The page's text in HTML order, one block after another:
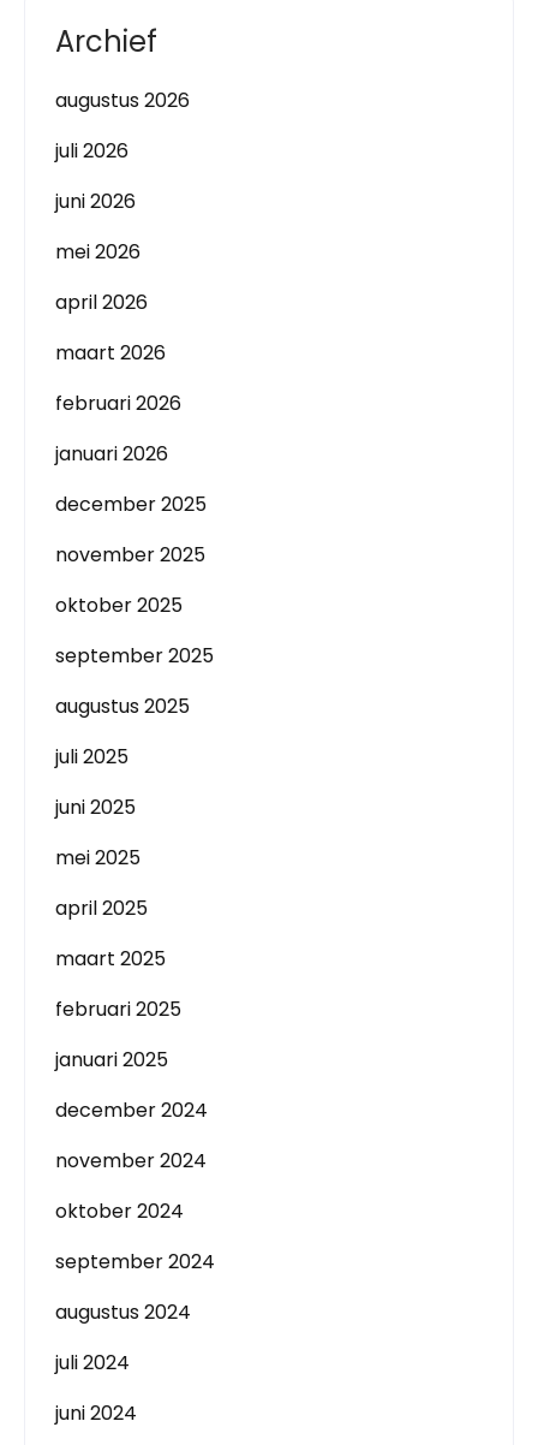
Archief
augustus 2026
juli 2026
juni 2026
mei 2026
april 2026
maart 2026
februari 2026
januari 2026
december 2025
november 2025
oktober 2025
september 2025
augustus 2025
juli 2025
juni 2025
mei 2025
april 2025
maart 2025
februari 2025
januari 2025
december 2024
november 2024
oktober 2024
september 2024
augustus 2024
juli 2024
juni 2024